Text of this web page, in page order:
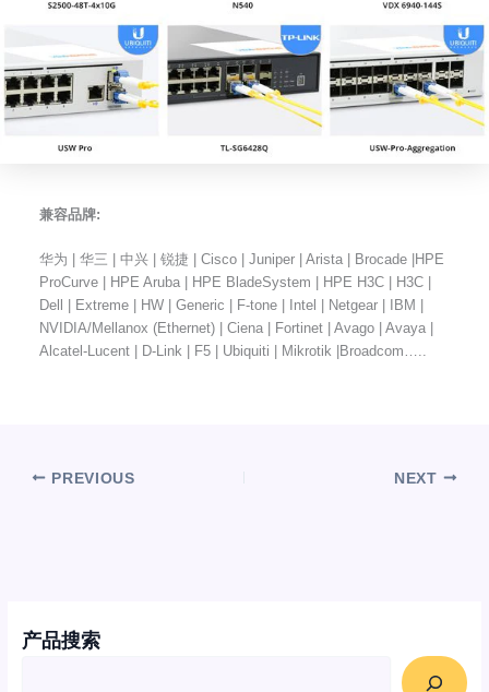
产品搜索
兼容品牌:
华为 | 华三 | 中兴 | 锐捷 | Cisco | Juniper | Arista | Brocade |HPE
ProCurve | HPE Aruba | HPE BladeSystem | HPE H3C | H3C |
Dell | Extreme | HW | Generic | F-tone | Intel | Netgear | IBM |
NVIDIA/Mellanox (Ethernet) | Ciena | Fortinet | Avago | Avaya |
Alcatel-Lucent | D-Link | F5 | Ubiquiti | Mikrotik |Broadcom…..
PREVIOUS NEXT